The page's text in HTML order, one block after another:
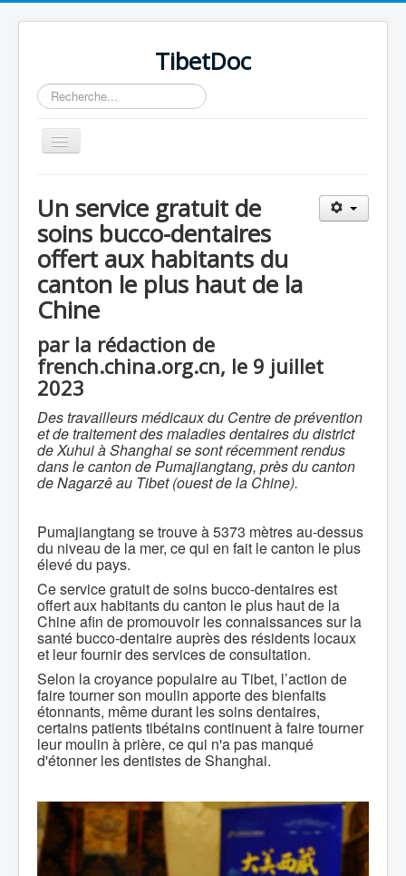
TibetDoc
Rechercher
Basculer
la
≡
Un service gratuit de
soins bucco-dentaires
offert aux habitants du
canton le plus haut de la
Chine
par la rédaction de
french.china.org.cn, le 9 juillet
2023
Des travailleurs médicaux du Centre de prévention
et de traitement des maladies dentaires du district
de Xuhui à Shanghai se sont récemment rendus
dans le canton de Pumajiangtang, près du canton
de Nagarzê au Tibet (ouest de la Chine).
Pumajiangtang se trouve à 5373 mètres au-dessus
du niveau de la mer, ce qui en fait le canton le plus
élevé du pays.
Ce service gratuit de soins bucco-dentaires est
offert aux habitants du canton le plus haut de la
Chine afin de promouvoir les connaissances sur la
santé bucco-dentaire auprès des résidents locaux
et leur fournir des services de consultation.
Selon la croyance populaire au Tibet, l’action de
faire tourner son moulin apporte des bienfaits
étonnants, même durant les soins dentaires,
certains patients tibétains continuent à faire tourner
leur moulin à prière, ce qui n'a pas manqué
d'étonner les dentistes de Shanghai.